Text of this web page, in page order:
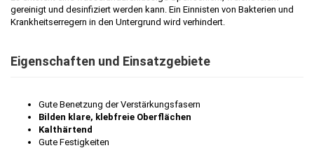
gereinigt und desinfiziert werden kann. Ein Einnisten von Bakterien und
Krankheitserregern in den Untergrund wird verhindert.
Eigenschaften und Einsatzgebiete
Gute Benetzung der Verstärkungsfasern
Bilden klare, klebfreie Oberflächen
Kalthärtend
Gute Festigkeiten